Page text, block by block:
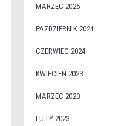
MARZEC 2025
PAŹDZIERNIK 2024
CZERWIEC 2024
KWIECIEŃ 2023
MARZEC 2023
LUTY 2023